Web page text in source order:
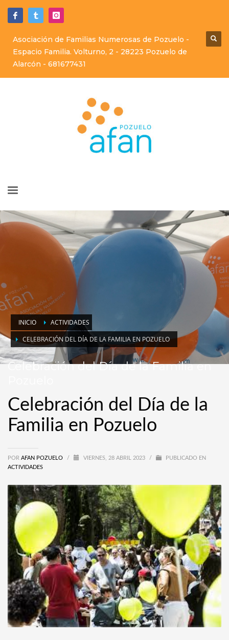
Asociación de Familias Numerosas de Pozuelo -
Espacio Familia. Volturno, 2 - 28223 Pozuelo de
Alarcón - 681677431
INICIO
ACTIVIDADES
CELEBRACIÓN DEL DÍA DE LA FAMILIA EN POZUELO
Celebración del Día de la Familia en
Celebración del Día de la
Familia en Pozuelo
POR AFAN POZUELO / VIERNES, 28 ABRIL 2023 /
PUBLICADO EN
ACTIVIDADES